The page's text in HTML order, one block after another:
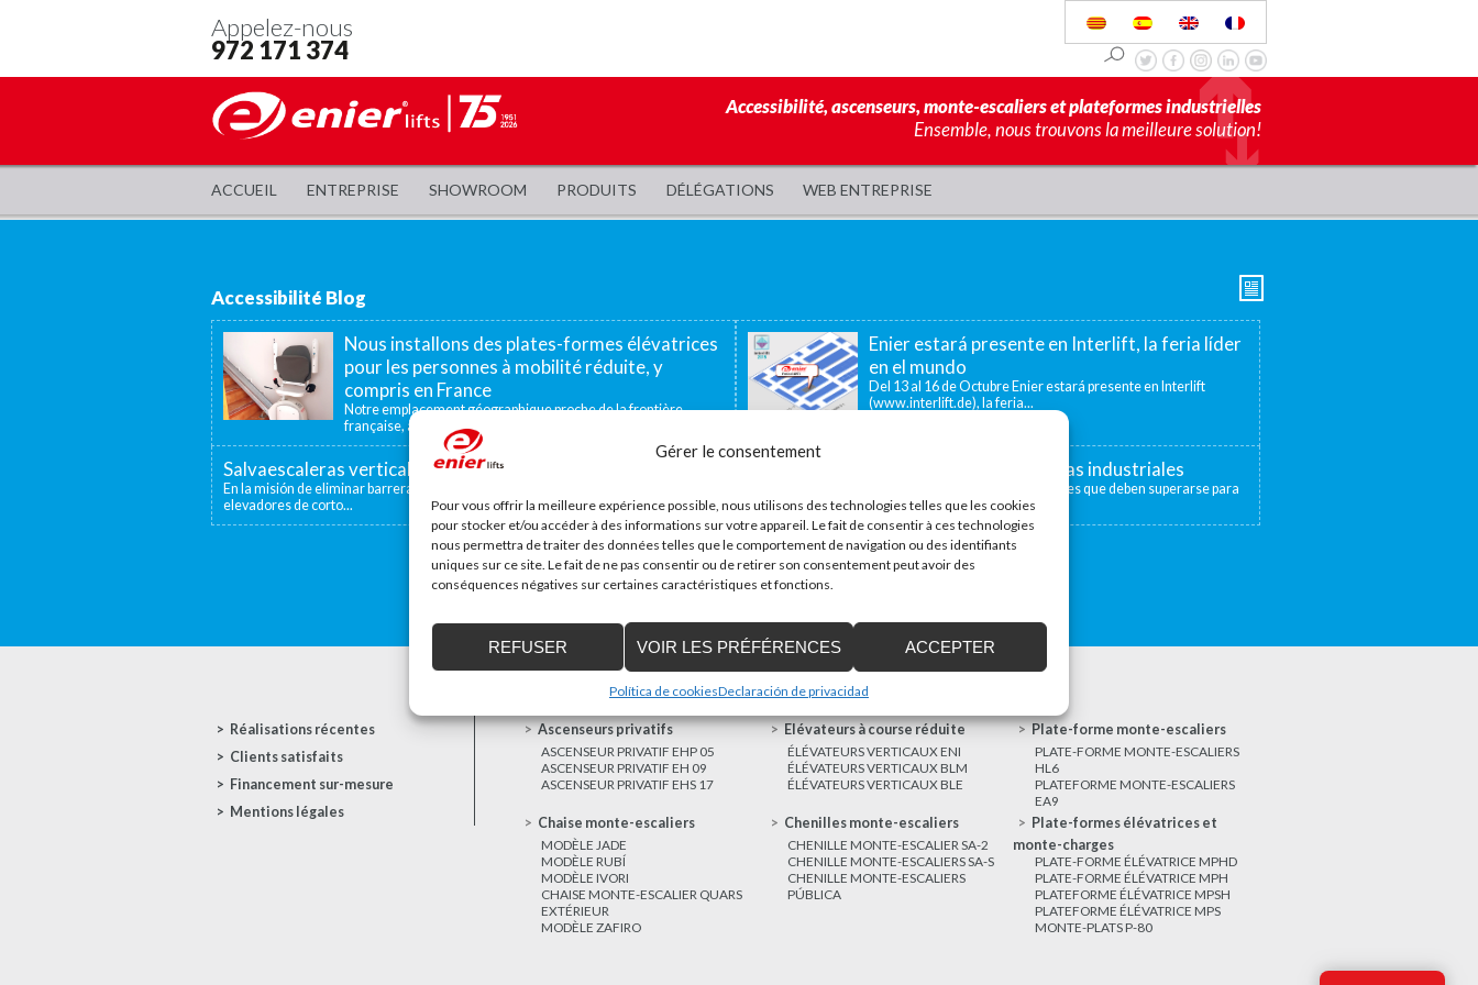
Gérer le consentement
Pour vous offrir la meilleure expérience possible, nous utilisons des technologies telles que les cookies
pour stocker et/ou accéder à des informations sur votre appareil. Le fait de consentir à ces technologies
nous permettra de traiter des données telles que le comportement de navigation ou des identifiants
uniques sur ce site. Le fait de ne pas consentir ou de retirer son consentement peut avoir des
conséquences négatives sur certaines caractéristiques et fonctions.
ACCEPTER
REFUSER VOIR LES PRÉFÉRENCES
Política de cookiesDeclaración de privacidad
Appelez-nous
972 171 374
Accessibilité, ascenseurs, monte-escaliers et plateformes industrielles
Ensemble, nous trouvons la meilleure solution!
ACCUEIL ENTREPRISE SHOWROOM PRODUITS DÉLÉGATIONS WEB ENTREPRISE
Accessibilité Blog
Nous installons des plates-formes élévatrices
pour les personnes à mobilité réduite, y
compris en France
Notre emplacement géographique proche de la frontière
française, à 40 minutes, nous permet d’offrir...
Enier estará presente en Interlift, la feria líder
en el mundo
Del 13 al 16 de Octubre Enier estará presente en Interlift
(www.interlift.de), la feria...
Salvaescaleras vertical, un elevador de pequeño recorrido
En la misión de eliminar barreras arquitectónicas, los salvaescaleras verticales o
elevadores de corto...
La utilidad de las plataformas elevadoras industriales
En muchos centros industriales existen distintos niveles que deben superarse para
poder trasladar mercancías...
AUTRES
NOUVELLES
Réalisations récentes
Clients satisfaits
Financement sur-mesure
Mentions légales
Ascenseurs privatifs
ASCENSEUR PRIVATIF EHP 05
ASCENSEUR PRIVATIF EH 09
ASCENSEUR PRIVATIF EHS 17
Elévateurs à course réduite
ÉLÉVATEURS VERTICAUX ENI
ÉLÉVATEURS VERTICAUX BLM
ÉLÉVATEURS VERTICAUX BLE
Plate-forme monte-escaliers
PLATE-FORME MONTE-ESCALIERS
HL6
PLATEFORME MONTE-ESCALIERS
EA9
Chaise monte-escaliers
MODÈLE JADE
MODÈLE RUBÍ
MODÈLE IVORI
CHAISE MONTE-ESCALIER QUARS
EXTÉRIEUR
MODÈLE ZAFIRO
Chenilles monte-escaliers
CHENILLE MONTE-ESCALIER SA-2
CHENILLE MONTE-ESCALIERS SA-S
CHENILLE MONTE-ESCALIERS
PÚBLICA
Plate-formes élévatrices et
monte-charges
PLATE-FORME ÉLÉVATRICE MPHD
PLATE-FORME ÉLÉVATRICE MPH
PLATEFORME ÉLÉVATRICE MPSH
PLATEFORME ÉLÉVATRICE MPS
MONTE-PLATS P-80